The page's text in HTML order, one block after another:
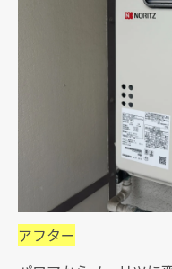
アフター